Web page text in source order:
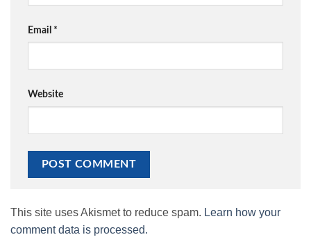
Email *
Website
This site uses Akismet to reduce spam. Learn how your
comment data is processed.